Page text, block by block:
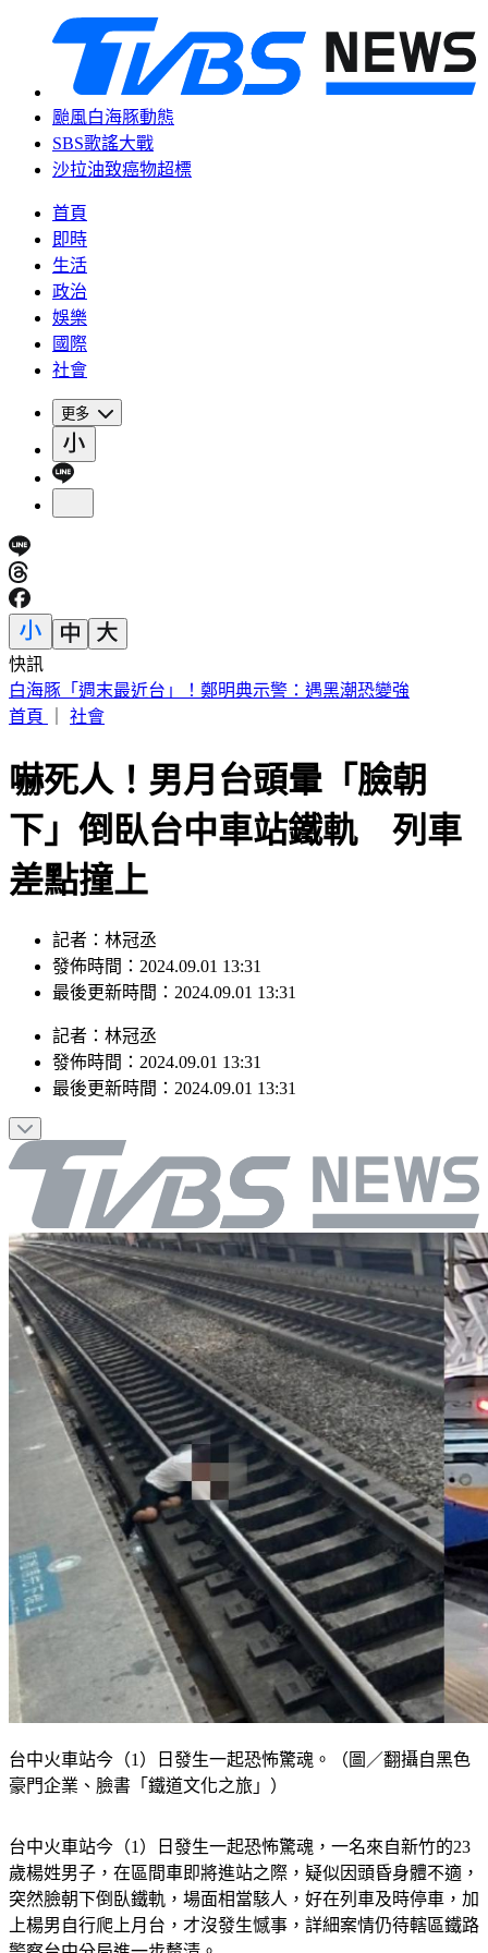
颱風白海豚動態
SBS歌謠大戰
沙拉油致癌物超標
首頁
即時
生活
政治
娛樂
國際
社會
更多
快訊
慈濟被詐10.6億！王必勝嘆「陳時中早示警」：這種都騙人的
首頁
社會
嚇死人！男月台頭暈「臉朝
下」倒臥台中車站鐵軌 列車
差點撞上
記者：林冠丞
發佈時間：2024.09.01 13:31
最後更新時間：2024.09.01 13:31
記者 ： 林冠丞
發佈時間： 2024.09.01 13:31
最後更新時間： 2024.09.01 13:31
台中火車站今（1）日發生一起恐怖驚魂。（圖／翻攝自黑色
豪門企業、臉書「鐵道文化之旅」）
台中火車站今（1）日發生一起恐怖驚魂，一名來自新竹的23
歲楊姓男子，在區間車即將進站之際，疑似因頭昏身體不適，
突然臉朝下倒臥鐵軌，場面相當駭人，好在列車及時停車，加
上楊男自行爬上月台，才沒發生憾事，詳細案情仍待轄區鐵路